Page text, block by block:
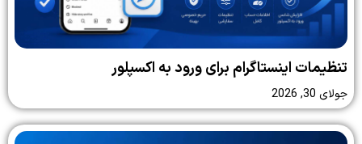
تنظیمات اینستاگرام برای ورود به اکسپلور
جولای 30, 2026